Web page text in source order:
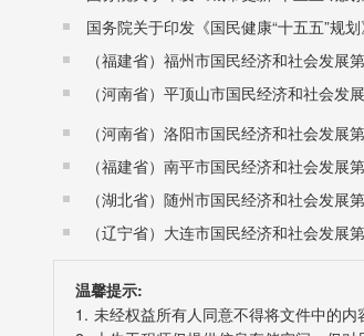
批竞争性资金6.8亿元。
(二)紧抓产业发展，着力壮大实
节本降费、品牌建设等方面给予
周转金、融资担保金、产业投资
班”，为企业纾困解难，促进了
成，华祥化学正式生产，广盐蓝
氢能源等项目相继建成。新材料
诚辉达电子、鲲腾新能源、合赢
产。皮草出口形势回暖，全年创
持续高温干旱，粮食、蔬菜、水
温馨提示:
1. 未经权益所有人同意不得将文件中的内